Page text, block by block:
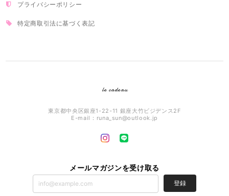
プライバシーポリシー
特定商取引法に基づく表記
le cadeau
東京都中央区銀座1-22-11 銀座大竹ビジデンス2F
E-mail： runa_sun@outlook.jp
メールマガジンを受け取る
登録